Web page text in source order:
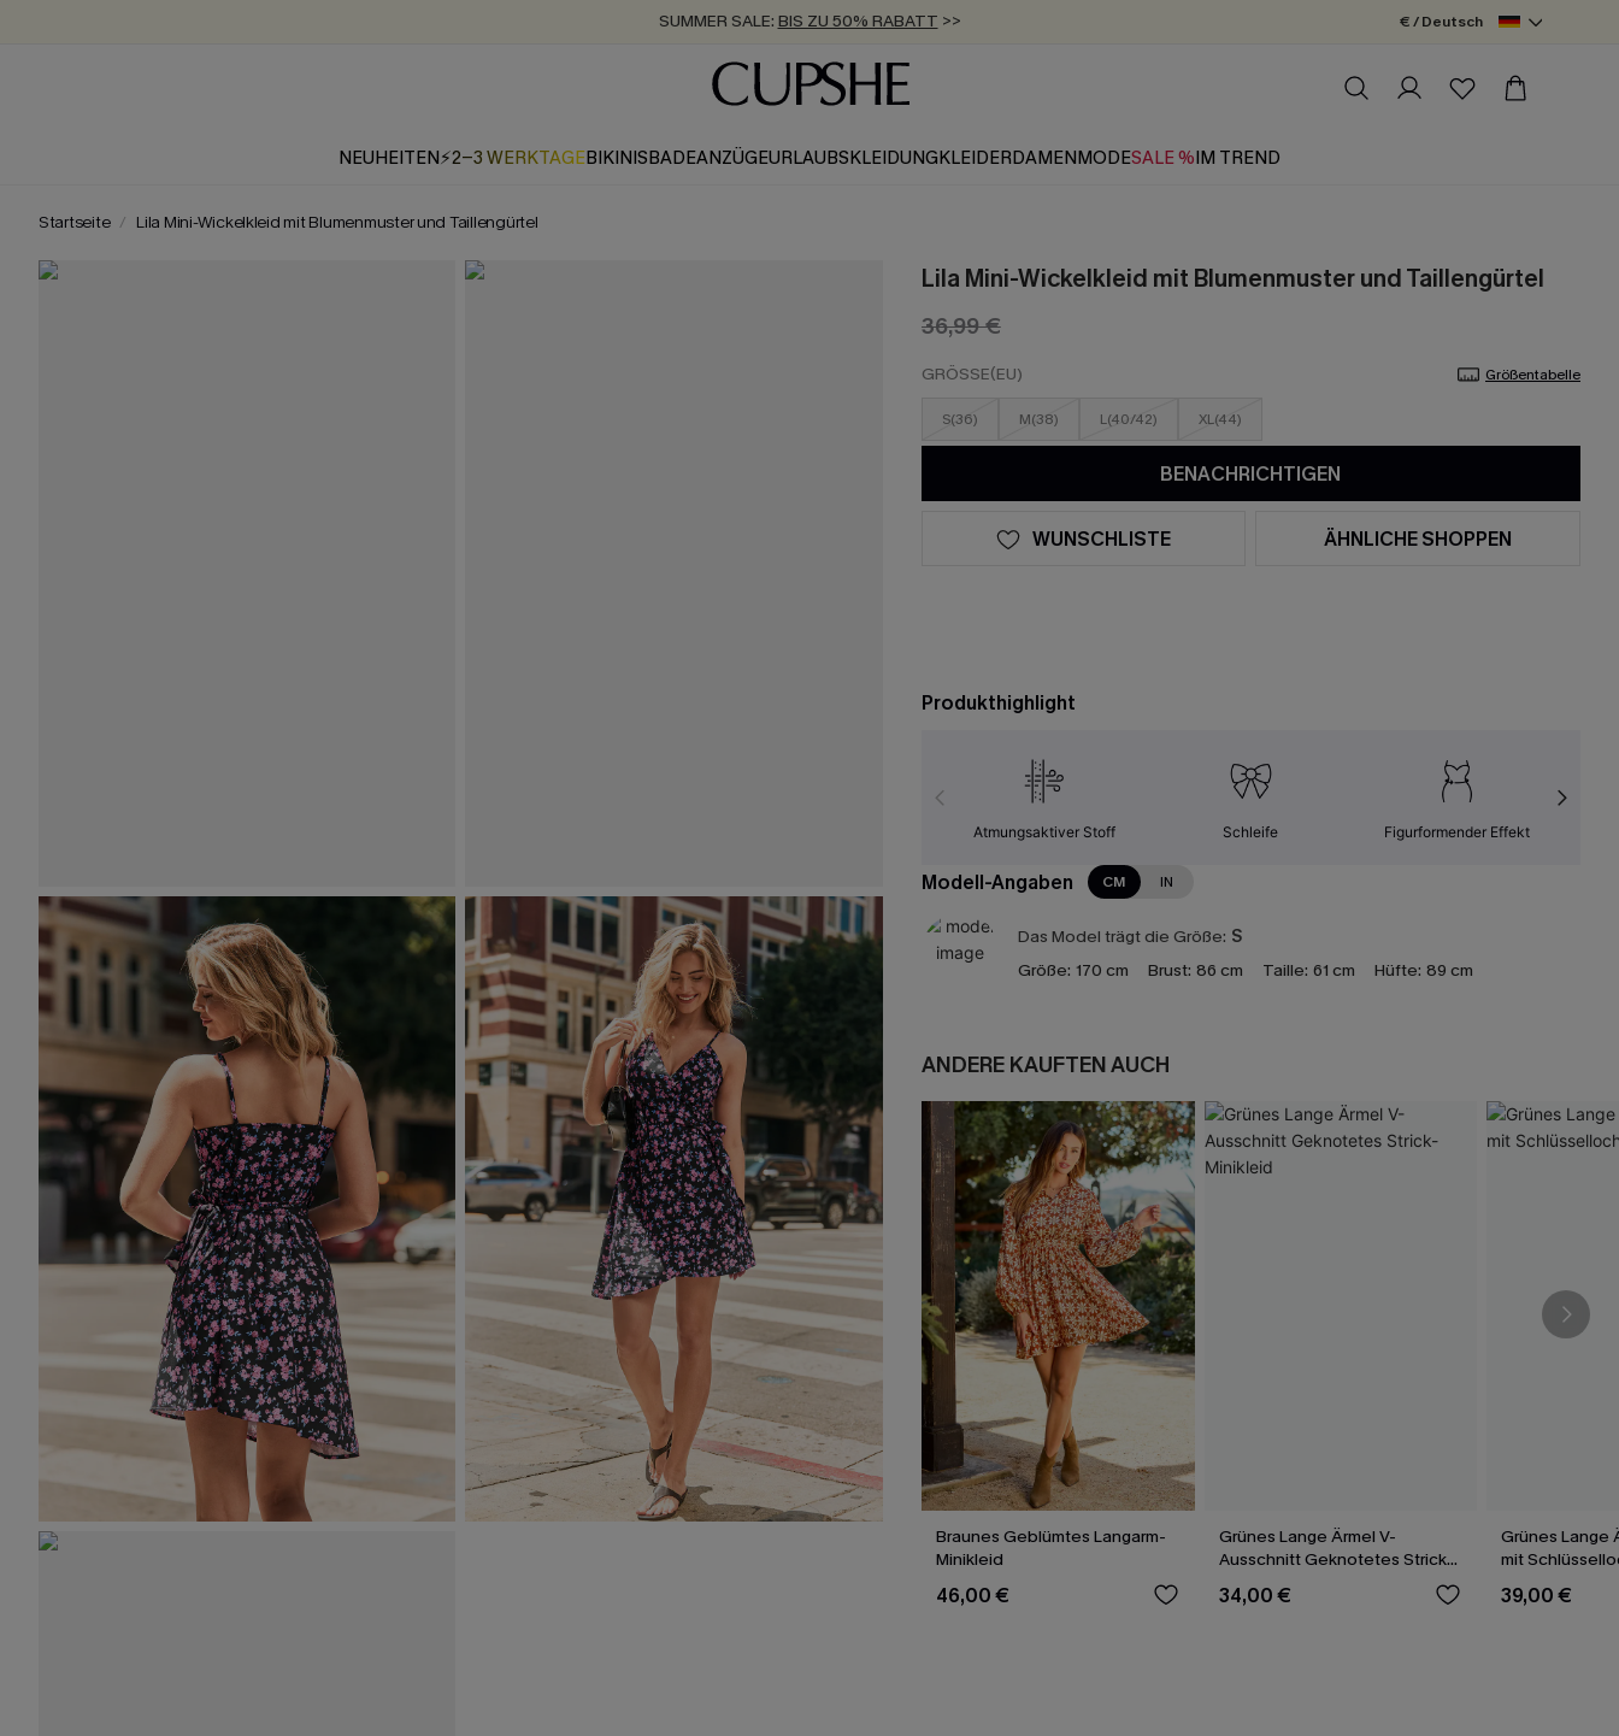
ZUM NEWSLETTER:BIS ZU -20% EXTRA ERHALTEN
KOSTENLOSER VERSAND AB 89 €
€ / Deutsch
NEUHEITEN⚡2-3 WERKTAGEBIKINISBADEANZÜGEURLAUBSKLEIDUNGKLEIDERDAMENMODESALE %IM TREND
Startseite Lila Mini-Wickelkleid mit Blumenmuster und Taillengürtel
Lila Mini-Wickelkleid mit Blumenmuster und Taillengürtel
36,99 €
GRÖSSE(EU) Größentabelle
S(36) M(38) L(40/42) XL(44)
BENACHRICHTIGEN
WUNSCHLISTE ÄHNLICHE SHOPPEN
Produkthighlight
Atmungsaktiver Stoff Schleife Figurformender Effekt
Modell-Angaben CM IN
Das Model trägt die Größe: S
Größe: 170 cm Brust: 86 cm Taille: 61 cm Hüfte: 89 cm
ANDERE KAUFTEN AUCH
Braunes Geblümtes Langarm-
Minikleid
46,00 €
Grünes Lange Ärmel V-
Ausschnitt Geknotetes Strick-
Minikleid
34,00 €
Grünes Lange
mit
39,00 €